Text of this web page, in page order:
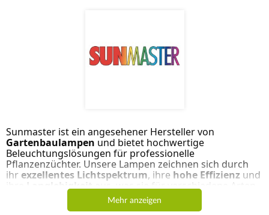
Sunmaster ist ein angesehener Hersteller von
Gartenbaulampen und bietet hochwertige
Beleuchtungslösungen für professionelle
Pflanzenzüchter. Unsere Lampen zeichnen sich durch
ihr exzellentes Lichtspektrum, ihre hohe Effizienz und
Langlebigkeitaus, was sie für verschiedene Arten
des Anbaus unverzichtbar macht. Dank ihrer
fortschrittlichen Technologie und präzisen Verarbeitung
Mehr anzeigen